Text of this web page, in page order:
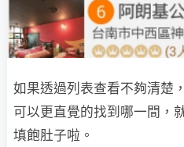
如果透過列表查看不夠清楚
可以更直覺的找到哪一間，
填飽肚子啦。